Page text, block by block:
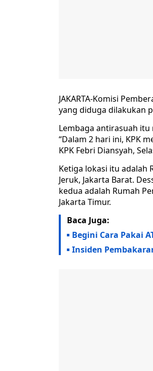
JAKARTA-Komisi
yang diduga dilakukan
Lembaga antirasuah itu
“Dalam 2 hari ini, KPK
KPK Febri Diansyah,
Ketiga lokasi itu adalah
Jeruk, Jakarta Barat.
kedua adalah Rumah
Jakarta Timur.
Baca Juga:
Begini Cara Pakai
Insiden